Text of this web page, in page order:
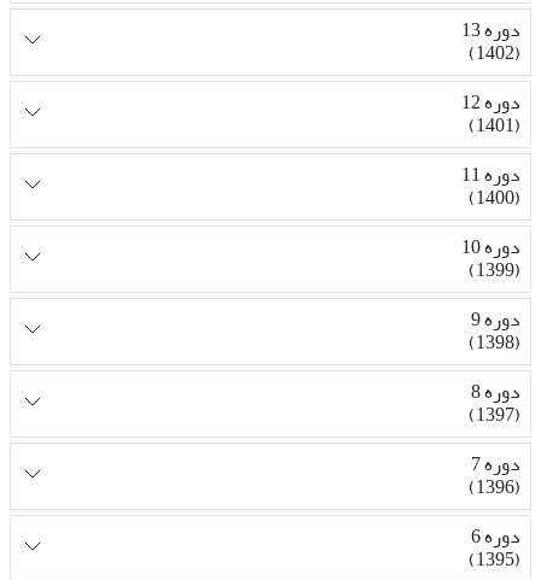
دوره 13
(1402)
دوره 12
(1401)
دوره 11
(1400)
دوره 10
(1399)
دوره 9
(1398)
دوره 8
(1397)
دوره 7
(1396)
دوره 6
(1395)